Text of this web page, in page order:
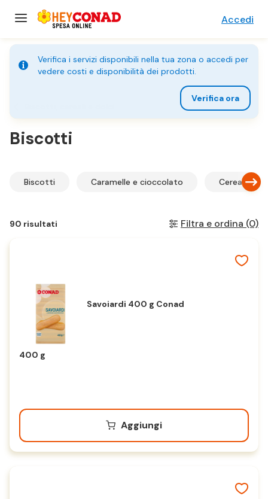
Accedi
Verifica i servizi disponibili nella tua zona o accedi per
vedere costi e disponibilità dei prodotti.
Verifica ora
Biscotti
Biscotti Caramelle e cioccolato Cereali
90 risultati Filtra e ordina (0)
Savoiardi 400 g Conad
400 g
Aggiungi